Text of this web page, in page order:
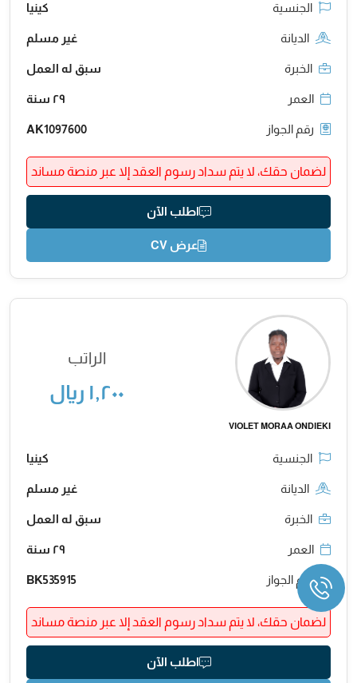
الجنسية كينيا
الديانة غير مسلم
الخبرة سبق له العمل
العمر ٢٩ سنة
رقم الجواز AK1097600
لضمان حقك، لا يتم سداد رسوم العقد إلا عبر منصة مساند
اطلب الآن
عرض CV
VIOLET MORAA ONDIEKI
الراتب
١,٢٠٠ ريال
الجنسية كينيا
الديانة غير مسلم
الخبرة سبق له العمل
العمر ٢٩ سنة
رقم الجواز BK535915
لضمان حقك، لا يتم سداد رسوم العقد إلا عبر منصة مساند
اطلب الآن